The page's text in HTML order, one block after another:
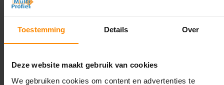
Toestemming Details Over
Deze website maakt gebruik van cookies
We gebruiken cookies om content en advertenties te
Contact met specialist
Montage uitbesteden?